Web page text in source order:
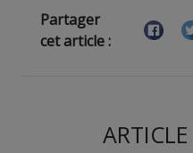
Partager
cet article :